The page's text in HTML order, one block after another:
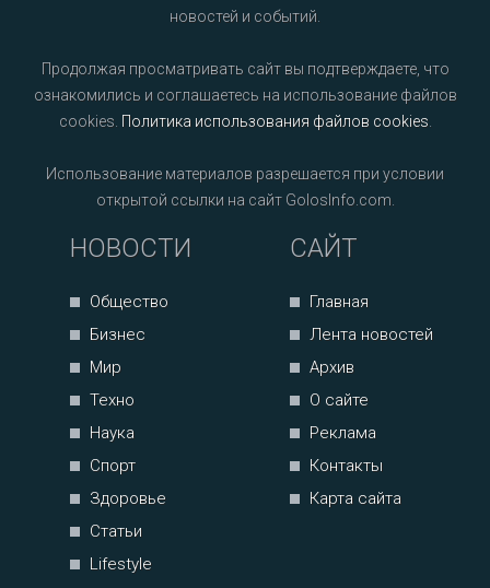
новостей и событий.
Продолжая просматривать сайт вы подтверждаете, что
ознакомились и соглашаетесь на использование файлов
cookies. Политика использования файлов cookies
Использование материалов разрешается при условии
открытой ссылки на сайт GolosInfo.com.
НОВОСТИ
Общество
Бизнес
Мир
Техно
Наука
Спорт
Здоровье
Статьи
Lifestyle
САЙТ
Главная
Лента новостей
Архив
О сайте
Реклама
Контакты
Карта сайта